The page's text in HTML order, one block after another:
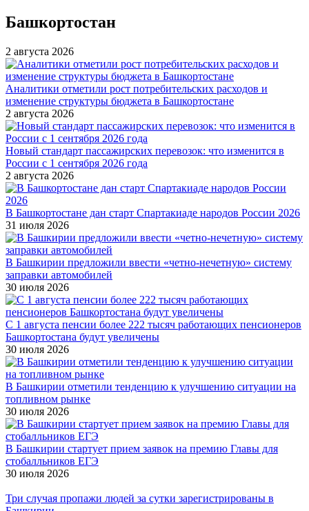
Башкортостан
2 августа 2026
Аналитики отметили рост потребительских расходов и
изменение структуры бюджета в Башкортостане
2 августа 2026
Новый стандарт пассажирских перевозок: что изменится в
России с 1 сентября 2026 года
2 августа 2026
В Башкортостане дан старт Спартакиаде народов России 2026
31 июля 2026
В Башкирии предложили ввести «четно-нечетную» систему
заправки автомобилей
30 июля 2026
С 1 августа пенсии более 222 тысяч работающих пенсионеров
Башкортостана будут увеличены
30 июля 2026
В Башкирии отметили тенденцию к улучшению ситуации на
топливном рынке
30 июля 2026
В Башкирии стартует прием заявок на премию Главы для
стобалльников ЕГЭ
30 июля 2026
Три случая пропажи людей за сутки зарегистрированы в